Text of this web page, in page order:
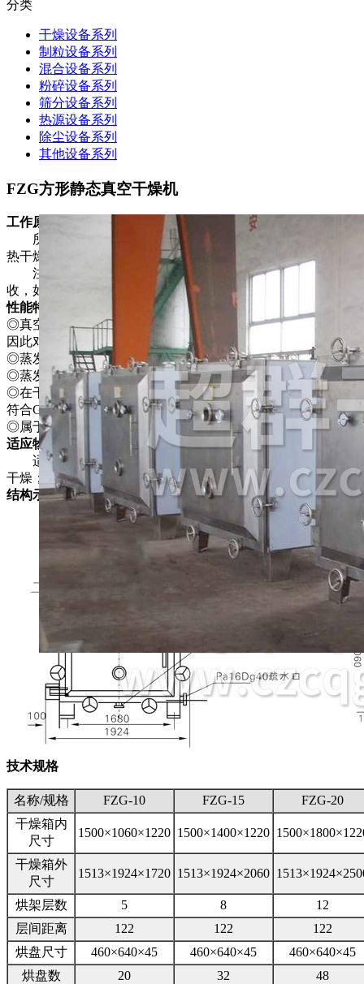
分类
干燥设备系列
制粒设备系列
混合设备系列
粉碎设备系列
筛分设备系列
热源设备系列
除尘设备系列
其他设备系列
FZG方形静态真空干燥机
工作原理
所谓真空干燥，就是将干燥物料处于真空条件下，进行加
热干燥。如果利用真空泵进行抽气抽湿，则加快了干燥速度。
注：如采用冷凝器．物料中的溶剂可通过冷凝器加以回
收，如溶剂为水，可不用冷凝器，节省能源投资。
性能特点
◎真空下物料溶液的沸点降低．使蒸发器的传热推动力增大．
因此对一定的传热量可以节省蒸发器的传热面积。
◎蒸发操作的热源可采用低压蒸汽或废热蒸汽。
◎蒸发器热损失少。
◎在干燥前可进行消毒处理，干燥过程中无任何不纯物污入，
符合GMP要求。
◎属于静态式真空干燥器．故干燥物料的形体不会损坏。
适应物料
适用于在高温下易分解，聚合和变质的热敏性物料的低温
干燥；被广泛地采用在制药、化工、食品、电子等行业。
结构示意图
技术规格
名称/规格 FZG-10 FZG-15
FZG-20
干燥箱内
尺寸
1500×1060×1220 1500×1400×1220
干燥箱外
尺寸
1513×1924×1720 1513×1924×2060
烘架层数 5 8
12
层间距离
122 122
122
烘盘尺寸
460×640×45 460×640×45
460×640×45
烘盘数
20 32
48